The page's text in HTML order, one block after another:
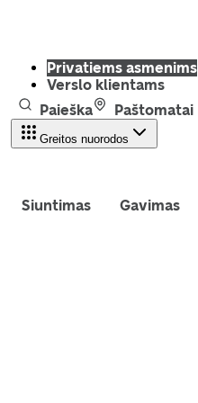
Privatiems asmenims
Verslo klientams
Paieška
Paštomatai
Greitos nuorodos
Siuntimas Gavimas